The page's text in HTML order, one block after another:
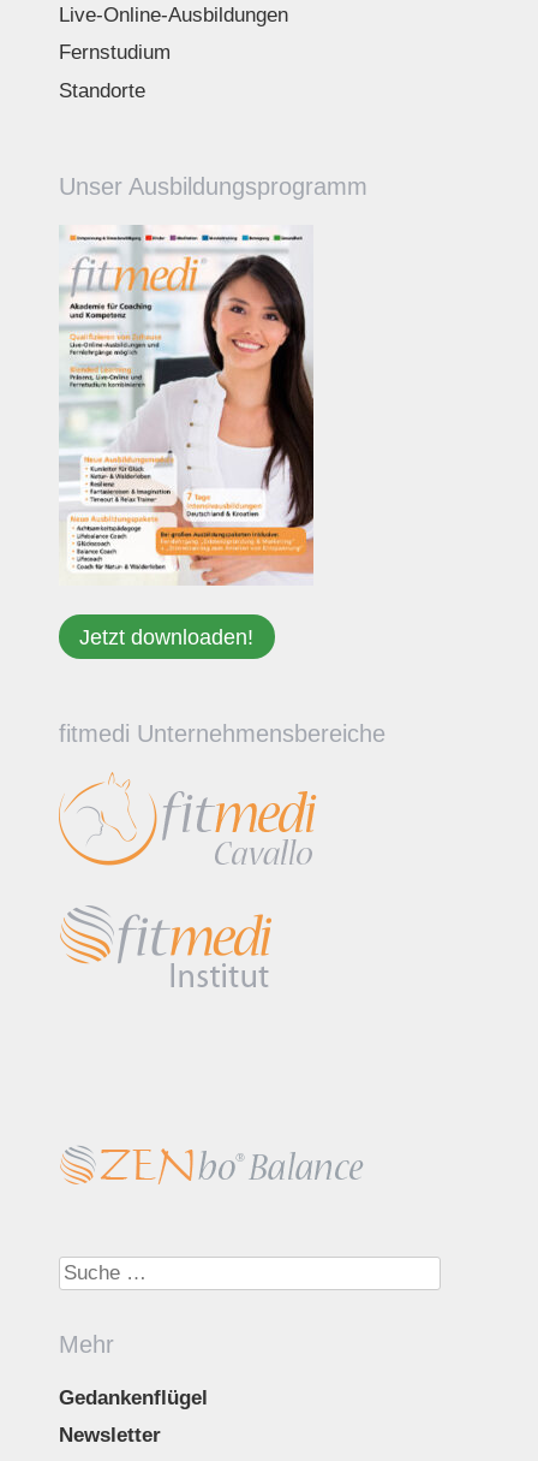
Live-Online-Ausbildungen
Fernstudium
Standorte
Unser Ausbildungsprogramm
Jetzt downloaden!
fitmedi Unternehmensbereiche
Suche nach:
Mehr
Gedankenflügel
Newsletter